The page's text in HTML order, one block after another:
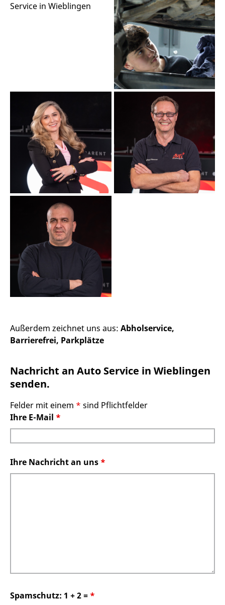
Außerdem zeichnet uns aus: Abholservice,
Barrierefrei, Parkplätze
Nachricht an Auto Service in Wieblingen
senden.
Felder mit einem * sind Pflichtfelder
Ihre E-Mail *
Ihre Nachricht an uns *
Spamschutz: 1 + 2 = *